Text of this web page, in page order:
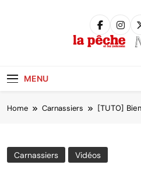
MENU
Home Carnassiers [TUTO]
Carnassiers Vidéos